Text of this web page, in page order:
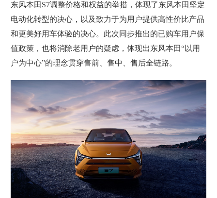
东风本田S7调整价格和权益的举措，体现了东风本田坚定
电动化转型的决心，以及致力于为用户提供高性价比产品
和更美好用车体验的决心。此次同步推出的已购车用户保
值政策，也将消除老用户的疑虑，体现出东风本田“以用
户为中心”的理念贯穿售前、售中、售后全链路。